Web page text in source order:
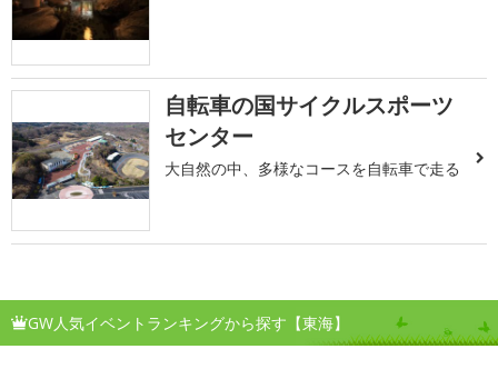
自転車の国サイクルスポーツ
センター
大自然の中、多様なコースを自転車で走る
GW人気イベントランキングから探す【東海】